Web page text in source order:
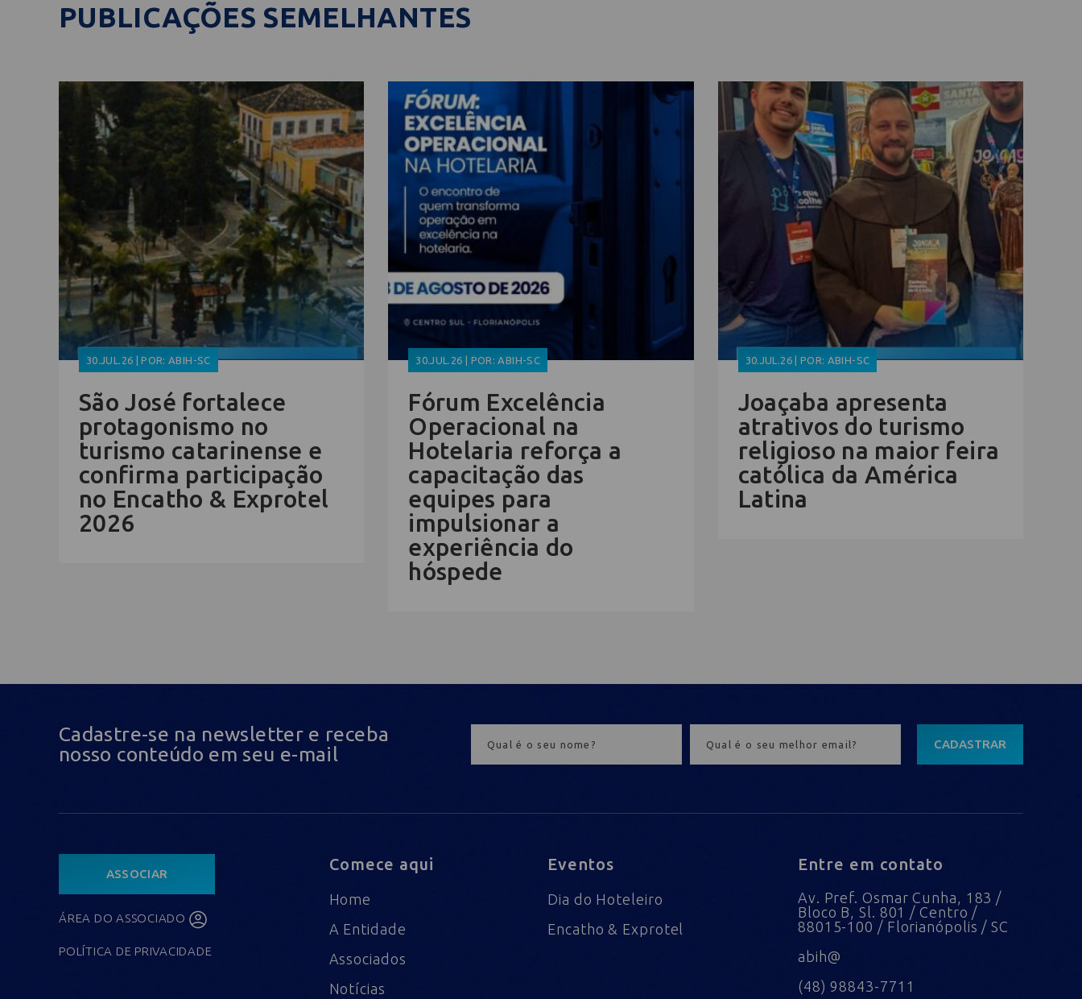
PUBLICAÇÕES SEMELHANTES
30.JUL.26 | POR: ABIH-SC
São José fortalece
protagonismo no
turismo catarinense e
confirma participação
no Encatho & Exprotel
2026
30.JUL.26 | POR: ABIH-SC
Fórum Excelência
Operacional na
Hotelaria reforça a
capacitação das
equipes para
impulsionar a
experiência do
hóspede
30.JUL.26 | POR: ABIH-SC
Joaçaba apresenta
atrativos do turismo
religioso na maior feira
católica da América
Latina
Cadastre-se na newsletter e receba
nosso conteúdo em seu e-mail
CADASTRAR
ASSOCIAR
ÁREA DO ASSOCIADO
POLÍTICA DE PRIVACIDADE
Comece aqui
Home
A Entidade
Associados
Notícias
Eventos
Dia do Hoteleiro
Encatho & Exprotel
Entre em contato
Av. Pref. Osmar Cunha, 183 /
Bloco B, Sl. 801 / Centro /
88015-100 / Florianópolis / SC
abih@
(48) 98843-7711